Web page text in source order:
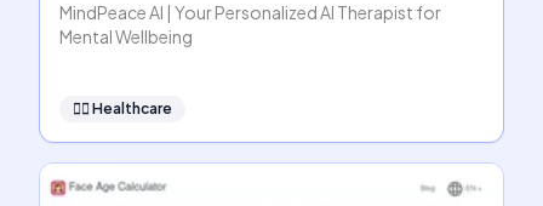
MindPeace AI | Your Personalized AI Therapist for
Mental Wellbeing
👩‍⚕️ Healthcare